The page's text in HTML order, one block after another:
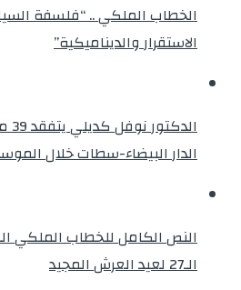
الخطاب الملكي .. “فلسفة
الاستقرار والديناميكية”
الدار البيضاء-سطات خلال الموسم
النص الكامل للخطاب الملكي
الـ27 لعيد العرش المجيد